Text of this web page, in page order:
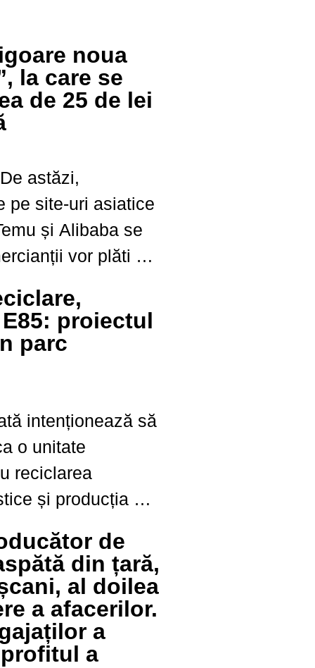
noua
la care se
de 25 de lei
astăzi,
pe site-uri asiatice
și Alibaba se
vor plăti 3
Bani pe care, cel
trece direct în
proiectul
parc
intenționează să
o unitate
reciclarea
și producția de
investitorul a
Zonal
de
din țară,
al doilea
a afacerilor.
a
a